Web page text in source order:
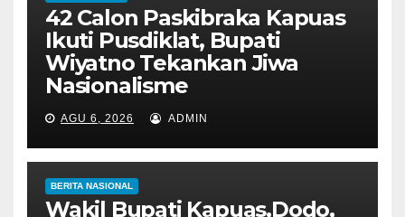
42 Calon Paskibraka Kapuas
Ikuti Pusdiklat, Bupati
Wiyatno Tekankan Jiwa
Nasionalisme
AGU 6, 2026 ADMIN
BERITA NASIONAL
Wakil Bupati Kapuas,Dodo,